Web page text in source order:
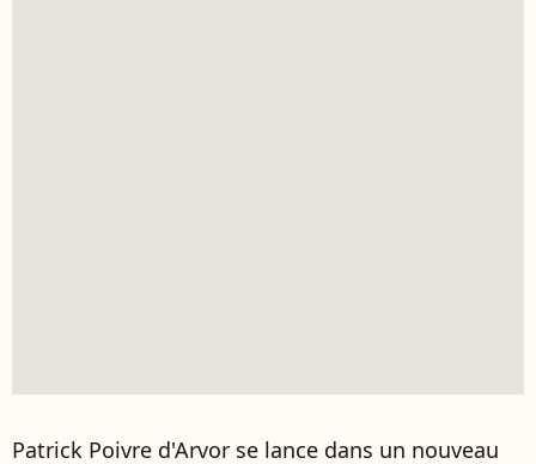
Patrick Poivre d'Arvor se lance dans un nouveau